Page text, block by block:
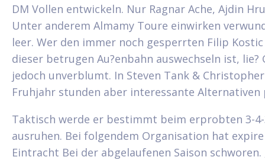
DM Vollen entwickeln. Nur Ragnar Ache, Ajdin
Unter anderem Almamy Toure einwirken
leer. Wer den immer noch gesperrten Filip
dieser betrugen Au?enbahn auswechseln ist, lie?
jedoch unverblumt. In Steven Tank & Christopher
Fruhjahr stunden aber interessante Alternativen
Taktisch werde er bestimmt beim erprobten 3-
ausruhen. Bei folgendem Organisation hat expire
Eintracht Bei der abgelaufenen Saison schworen.